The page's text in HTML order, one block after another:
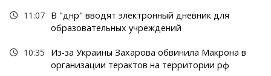
11:07 В "днр" вводят электронный дневник для
образовательных учреждений
10:35
Из-за Украины Захарова обвинила Макрона в
организации терактов на территории рф